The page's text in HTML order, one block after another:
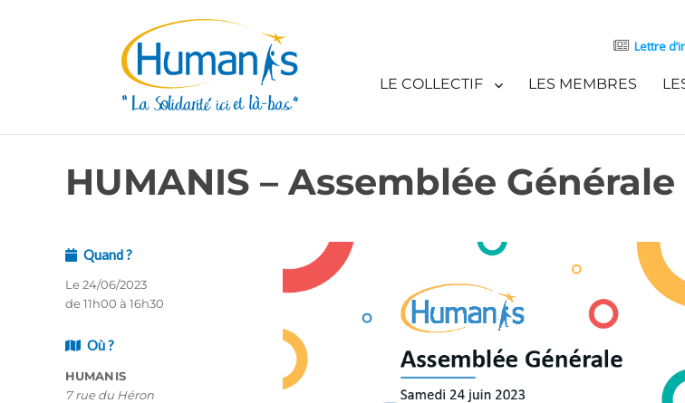
Lettre
LE COLLECTIF LES MEMBRES
HUMANIS – Assemblée Générale
Quand ?
Le 24/06/2023
de 11h00 à 16h30
Où ?
HUMANIS
7 rue du Héron